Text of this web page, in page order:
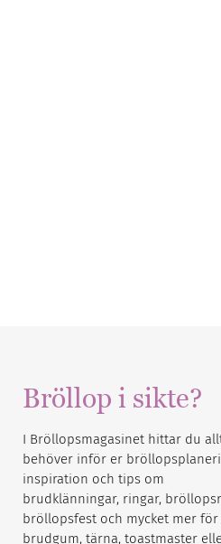
Bröllop i sikte?
I Bröllopsmagasinet hittar du
behöver inför er
inspiration och tips om
brudklänningar, ringar,
bröllopsfest och mycket mer
brudgum, tärna, toastmaster